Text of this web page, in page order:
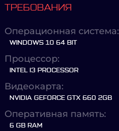
ТРЕБОВАНИЯ
Операционная система:
WINDOWS 10 64 BIT
Процессор:
INTEL I3 PROCESSOR
Видеокарта:
NVIDIA GEFORCE GTX 660 2GB
Оперативная память:
6 GB RAM